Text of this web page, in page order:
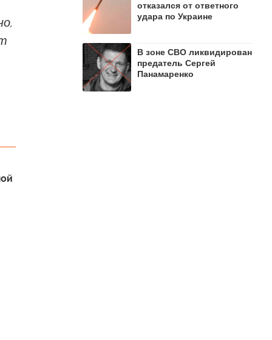
отказался от ответного
удара по Украине
В зоне СВО ликвидирован
предатель Сергей
Панамаренко